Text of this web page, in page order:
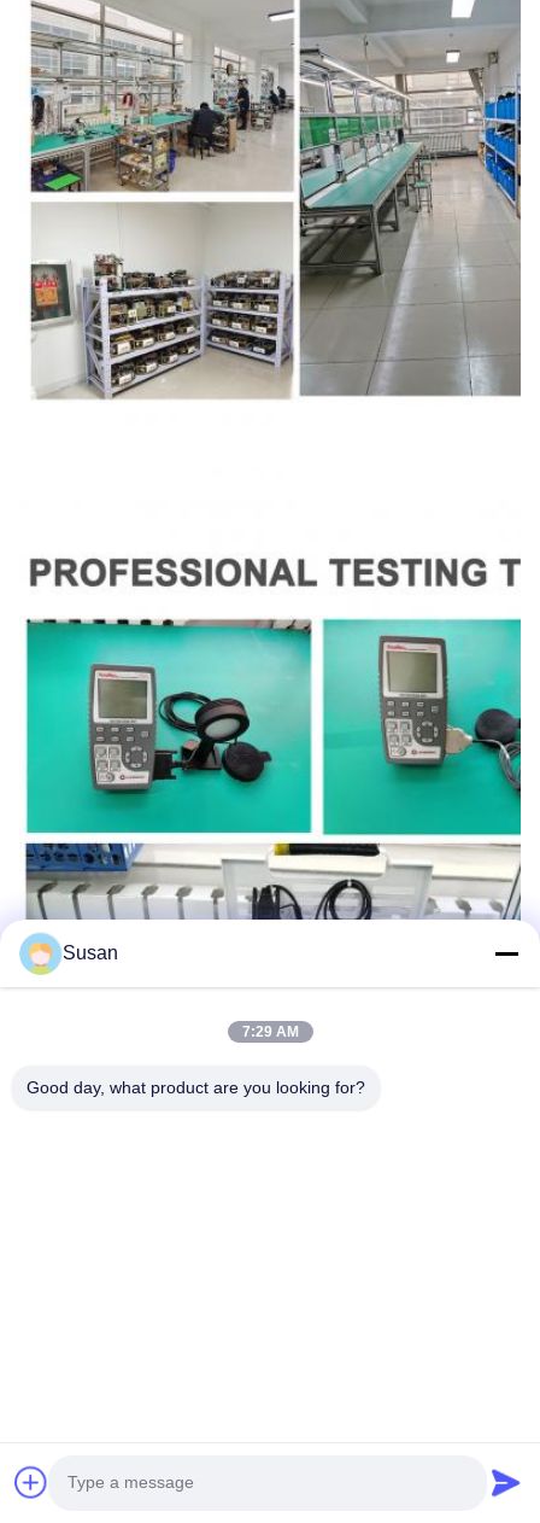
শিল্প পেশাদারদের কাছ থেকে সৌন্দর্য বাজারের চাহিদা সম্পর্কে সক্রিয়ভাবে শিখতেএটি আমাদের
Susan
7:29 AM
Good day, what product are you looking for?